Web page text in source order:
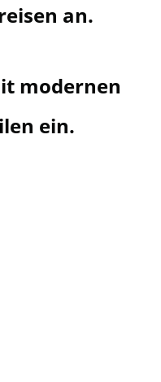
an.
modernen
ein.